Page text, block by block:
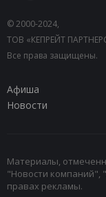
© 2000-2024,
ТОВ «КЕПРЕЙТ
Все права защищены.
Афиша
Новости
Материалы,
"Новости компаний",
правах рекламы.